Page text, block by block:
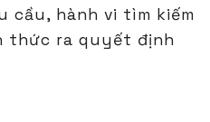
hành vi tìm kiếm
thức ra quyết định